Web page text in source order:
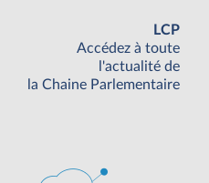
LCP
Accédez à toute
l'actualité de
la Chaine Parlementaire